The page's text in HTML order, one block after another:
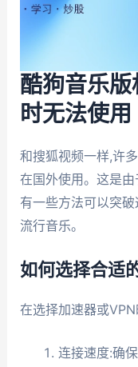
酷狗音乐
时无法使用
和搜狐视频一样,许
在国外使用。这是
有一些方法可以突
流行音乐。
如何选择合适
在选择加速器或
连接速度:确